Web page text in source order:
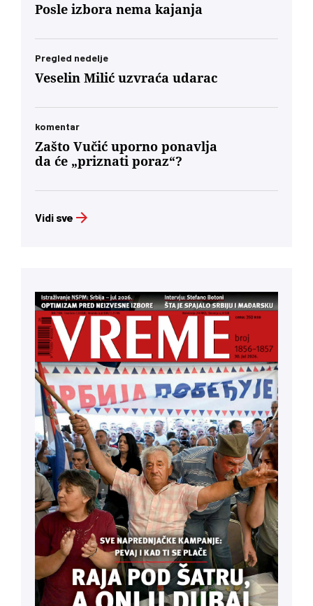
Posle izbora nema kajanja
Pregled nedelje
Veselin Milić uzvraća udarac
komentar
Zašto Vučić uporno ponavlja
da će „priznati poraz“?
Vidi sve